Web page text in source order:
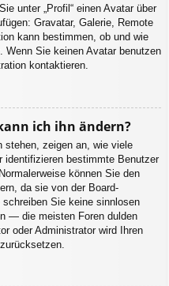
unter „Profil“ einen Avatar über
Gravatar, Galerie, Remote
kann bestimmen, ob und wie
Wenn Sie keinen Avatar benutzen
kontaktieren.
ich ihn ändern?
stehen, zeigen an, wie viele
identifizieren bestimmte Benutzer
können Sie den
da sie von der Board-
Sie keine sinnlosen
— die meisten Foren dulden
oder Administrator wird Ihren